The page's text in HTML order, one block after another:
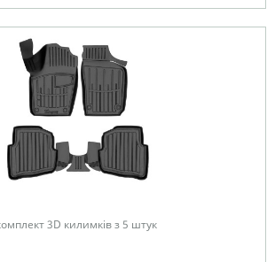
3D килимків з 5 штук